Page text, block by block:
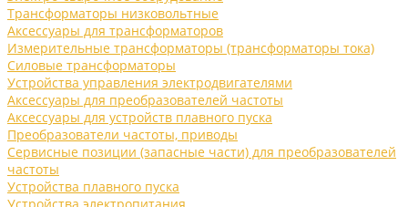
Трансформаторы низковольтные
Аксессуары для трансформаторов
Измерительные трансформаторы (трансформаторы тока)
Силовые трансформаторы
Устройства управления электродвигателями
Аксессуары для преобразователей частоты
Аксессуары для устройств плавного пуска
Преобразователи частоты, приводы
Сервисные позиции (запасные части) для преобразователей
частоты
Устройства плавного пуска